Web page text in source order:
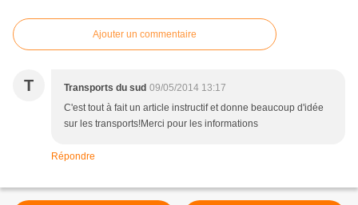
Ajouter un commentaire
T Transports du sud 09/05/2014 13:17
C'est tout à fait un article instructif et donne beaucoup d'idée
sur les transports!Merci pour les informations
Répondre